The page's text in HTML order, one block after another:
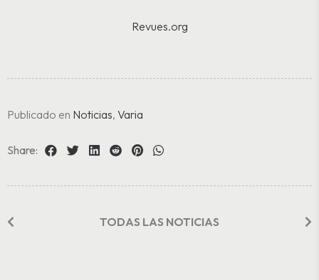
Revues.org
Publicado en Noticias, Varia
Share:
TODAS LAS NOTICIAS